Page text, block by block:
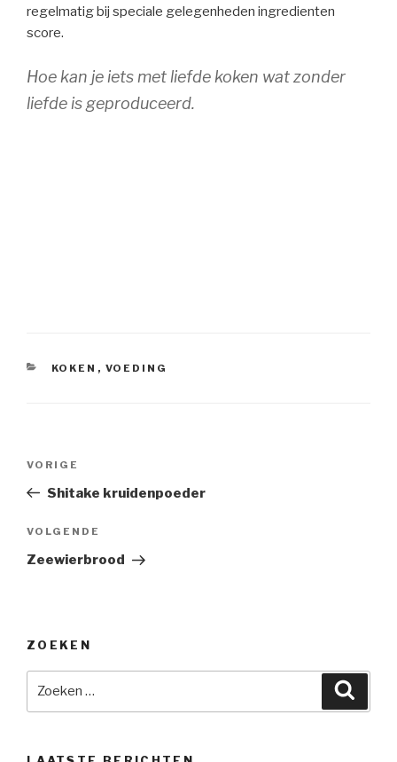
regelmatig bij speciale gelegenheden ingredienten
score.
Hoe kan je iets met liefde koken wat zonder
liefde is geproduceerd.
CATEGORIEËN
KOKEN , VOEDING
Vorig
bericht
VORIGE
Shitake kruidenpoeder
Volgend
bericht
VOLGENDE
Zeewierbrood
ZOEKEN